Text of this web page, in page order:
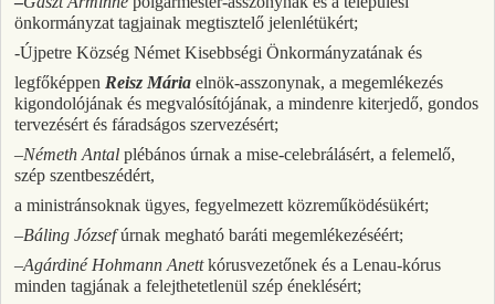
önkormányzat tagjainak megtisztelő jelenlétükért;
-Újpetre Község Német Kisebbségi Önkormányzatának és
legfőképpen Reisz Mária elnök-asszonynak, a megemlékezés
kigondolójának és megvalósítójának, a mindenre kiterjedő, gondos
tervezésért és fáradságos szervezésért;
–Németh Antal plébános úrnak a mise-celebrálásért, a felemelő,
szép szentbeszédért,
a ministránsoknak ügyes, fegyelmezett közreműködésükért;
–Báling Józsefúrnak megható baráti megemlékezéséért;
–Agárdiné Hohmann Anettkórusvezetőnek és a Lenau-kórus
minden tagjának a felejthetetlenül szép éneklésért;